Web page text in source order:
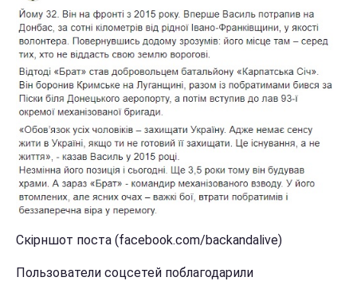
Скірншот поста (facebook.com/backandalive)
Пользователи соцсетей поблагодарили